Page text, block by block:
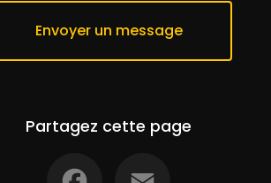
Envoyer un message
Partagez cette page